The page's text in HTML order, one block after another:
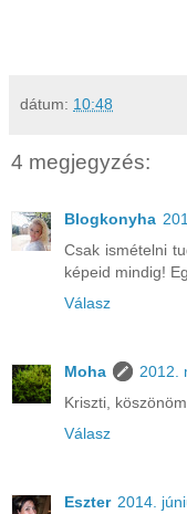
dátum: 10:48
4 megjegyzés:
Blogkonyha
Csak ismételni
képeid mindig!
Válasz
Moha
2012.
Kriszti,
Válasz
Eszter 2014.